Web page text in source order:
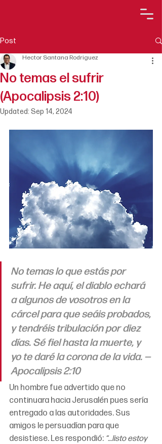
Post
No temas el sufrir
(Apocalipsis 2:10)
Hector Santana Rodriguez
Updated: Sep 14, 2024
No temas lo que estás por
sufrir. He aquí, el diablo echará
a algunos de vosotros en la
cárcel para que seáis probados,
y tendréis tribulación por diez
días. Sé fiel hasta la muerte, y
yo te daré la corona de la vida. —
Apocalipsis 2:10
Un hombre fue advertido que no
continuara hacia Jerusalén pues sería
entregado a las autoridades. Sus
amigos le persuadían para que
desistiese. Les respondió: “…listo estoy